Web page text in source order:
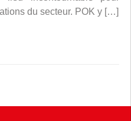
du secteur. POK y […]